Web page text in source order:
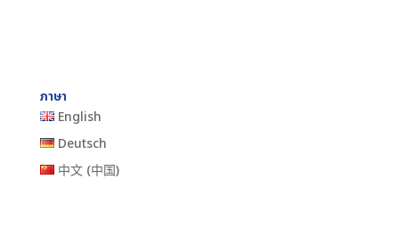
ภาษา
English
Deutsch
中文 (中国)